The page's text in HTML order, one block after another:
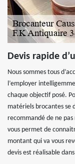
Devis rapide
Nous sommes tous
l’employer
chaque objectif posé.
matériels brocantes se
recommandé de ne
vous permet de
montant qui va vous
devis est réalisable